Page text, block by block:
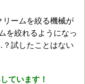
リームを絞る機械が
を絞れるようになっ
試したことはない
ています！